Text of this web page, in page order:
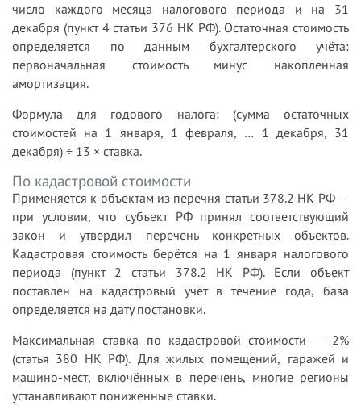
число каждого месяца налогового периода и на 31
декабря (пункт 4 статьи 376 НК РФ). Остаточная стоимость
определяется по данным бухгалтерского учёта:
первоначальная стоимость минус накопленная
амортизация.
Формула для годового налога: (сумма остаточных
стоимостей на 1 января, 1 февраля, … 1 декабря, 31
декабря) ÷ 13 × ставка.
По кадастровой стоимости
Применяется к объектам из перечня статьи 378.2 НК РФ —
при условии, что субъект РФ принял соответствующий
закон и утвердил перечень конкретных объектов.
Кадастровая стоимость берётся на 1 января налогового
периода (пункт 2 статьи 378.2 НК РФ). Если объект
поставлен на кадастровый учёт в течение года, база
определяется на дату постановки.
Максимальная ставка по кадастровой стоимости — 2%
(статья 380 НК РФ). Для жилых помещений, гаражей и
машино-мест, включённых в перечень, многие регионы
устанавливают пониженные ставки.